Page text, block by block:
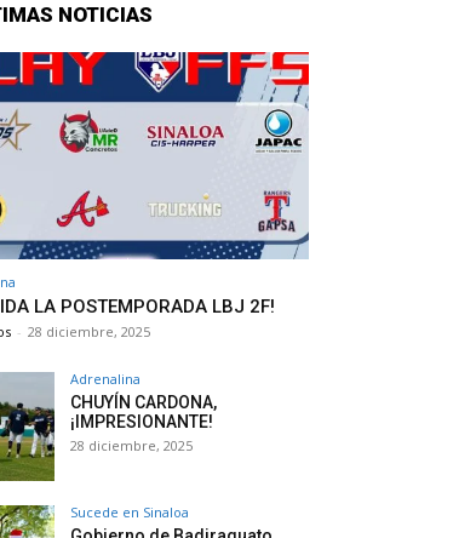
NOTICIAS
LA POSTEMPORADA LBJ 2F!
- 28 diciembre, 2025
Adrenalina
CHUYÍN CARDONA,
¡IMPRESIONANTE!
28 diciembre, 2025
Sucede en Sinaloa